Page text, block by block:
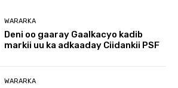
WARARKA
Deni oo gaaray Gaalkacyo kadib
markii uu ka adkaaday Ciidankii PSF
WARARKA